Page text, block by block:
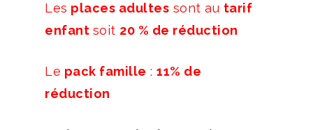
Les places adultes sont au tarif
enfant soit 20 % de réduction
Le pack famille : 11% de
réduction